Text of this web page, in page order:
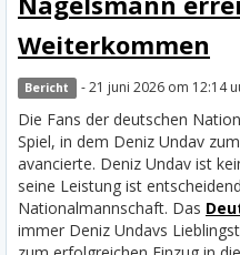
Weiterkommen
Bericht - 21 juni 2026 om 12:14
Die Fans der deutschen
Spiel, in dem Deniz Undav
avancierte. Deniz Undav ist
seine Leistung ist
Nationalmannschaft. Das
immer Deniz Undavs